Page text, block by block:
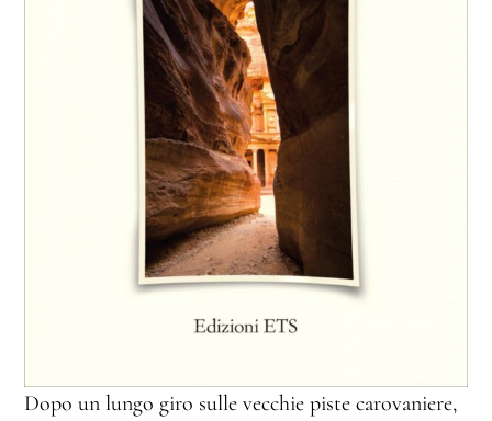
Dopo un lungo giro sulle vecchie piste carovaniere,